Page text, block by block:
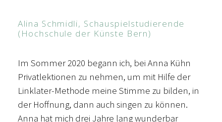
Alina Schmidli, Schauspielstudierende
(Hochschule der Künste Bern)
Im Sommer 2020 begann ich, bei Anna Kühn
Privatlektionen zu nehmen, um mit Hilfe der
Linklater-Methode meine Stimme zu bilden, in
der Hoffnung, dann auch singen zu können.
Anna hat mich drei Jahre lang wunderbar